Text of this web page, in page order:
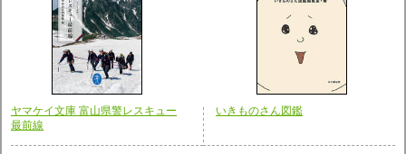
ヤマケイ文庫 富山県警レスキュー
最前線
いきものさん図鑑